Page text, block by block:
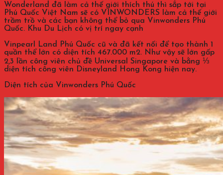
Wonderland đã làm cả thế giới thích thú thì sắp tới tại
Phú Quốc Việt Nam sẽ có VINWONDERS làm cả thế giới
trầm trồ và các bạn không thể bỏ qua Vinwonders Phú
Quốc. Khu Du Lịch có vị trí ngay cạnh
Vinpearl Land Phú Quốc cũ và đã kết nối để tạo thành 1
quần thể lớn có diện tích 467.000 m2. Như vậy sẽ lớn gấp
2,3 lần công viên chủ đề Universal Singapore và bằng ⅓
diện tích công viên Disneyland Hong Kong hiện nay.
Diện tích của Vinwonders Phú Quốc